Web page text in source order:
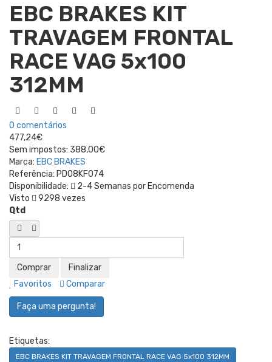
EBC BRAKES KIT
TRAVAGEM FRONTAL
RACE VAG 5x100
312MM
0 comentários
477,24€
Sem impostos: 388,00€
Marca: EBC BRAKES
Referência: PD08KF074
Disponibilidade:
2-4 Semanas por Encomenda
Visto
9298 vezes
Qtd
Favoritos Comparar
Faça uma pergunta!
Etiquetas:
EBC BRAKES KIT TRAVAGEM FRONTAL RACE VAG 5x100 312MM